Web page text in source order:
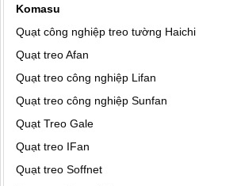
Komasu
Quạt công nghiệp treo tường Haichi
Quạt treo Afan
Quạt treo công nghiệp Lifan
Quạt treo công nghiệp Sunfan
Quạt Treo Gale
Quạt treo IFan
Quạt treo Soffnet